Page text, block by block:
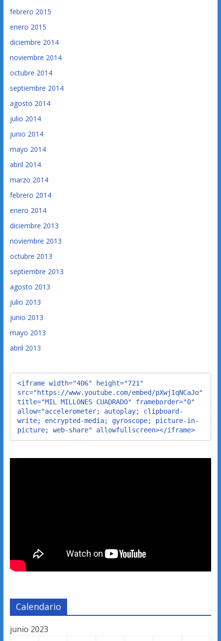
febrero 2015
enero 2015
diciembre 2014
noviembre 2014
octubre 2014
septiembre 2014
agosto 2014
julio 2014
junio 2014
mayo 2014
abril 2014
marzo 2014
febrero 2014
enero 2014
diciembre 2013
noviembre 2013
octubre 2013
septiembre 2013
agosto 2013
julio 2013
junio 2013
mayo 2013
abril 2013
<iframe width="406" height="721"
src="https://www.youtube.com/embed/pXwjIqNCaJo"
title="MIL MILLONES CUADRADO" frameborder="0"
allow="accelerometer; autoplay; clipboard-
write; encrypted-media; gyroscope; picture-in-
picture; web-share" allowfullscreen></iframe>
Calendario
junio 2023